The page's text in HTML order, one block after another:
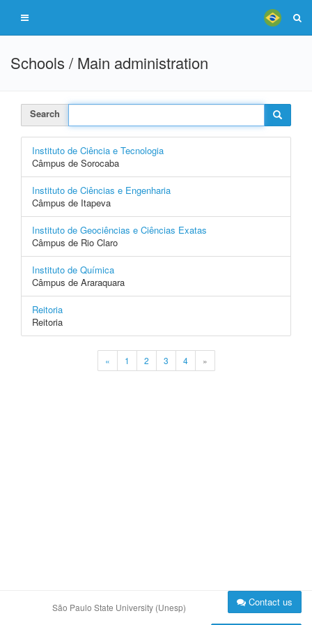
Schools / Main administration
Search
Instituto de Ciência e Tecnologia
Câmpus de Sorocaba
Instituto de Ciências e Engenharia
Câmpus de Itapeva
Instituto de Geociências e Ciências Exatas
Câmpus de Rio Claro
Instituto de Química
Câmpus de Araraquara
Reitoria
Reitoria
« 1 2 3 4 »
São Paulo State University (Unesp) Contact us